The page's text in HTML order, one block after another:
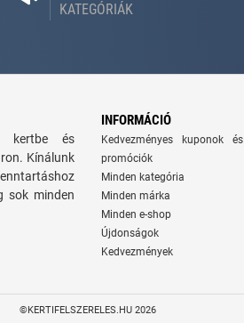
KATEGÓRIÁK
kertbe és
Kínálunk
sok minden
INFORMÁCIÓ
Kedvezményes kuponok és
promóciók
Minden kategória
Minden márka
Minden e-shop
Újdonságok
Kedvezmények
©KERTIFELSZERELES.HU 2026